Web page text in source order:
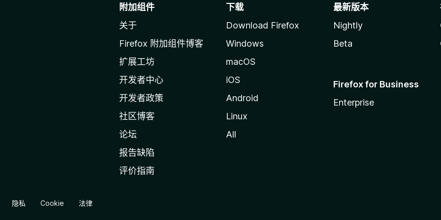
附加组件
关于
Firefox 附加组件博客
扩展工坊
开发者中心
开发者政策
社区博客
论坛
报告缺陷
评价指南
下载
Download Firefox
Windows
macOS
iOS
Android
Linux
All
最新版本
Nightly
Beta
Firefox for Business
Enterprise
隐私 Cookie 法律